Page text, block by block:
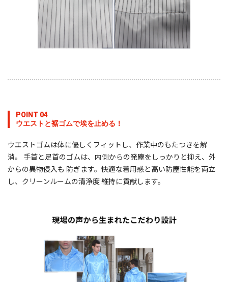
POINT 04
ウエストと裾ゴムで埃を止める！
ウエストゴムは体に優しくフィットし、作業中のもたつきを解
消。 手首と足首のゴムは、内側からの発塵をしっかりと抑え、外
からの異物侵入も 防ぎます。快適な着用感と高い防塵性能を両立
し、クリーンルームの清浄度 維持に貢献します。